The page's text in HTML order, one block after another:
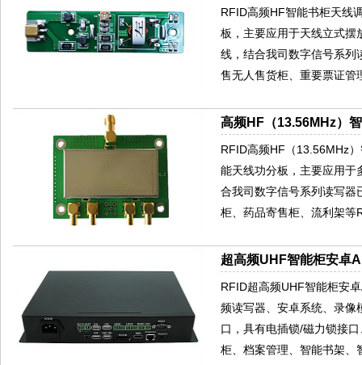
RFID高频HF智能书柜天线
板，主要应用于天线立式摆
线，结合我司数字信号系列
售无人售货柜、重要票证管
高频HF（13.56MHz）
RFID高频HF（13.56MHz
能天线功分板，主要应用于
合我司数字信号系列读写器
柜、药品寄售柜、流利架等
超高频UHF智能柜安卓
RFID超高频UHF智能柜安
频读写器、安卓系统、录像
口，具有电插锁/磁力锁接
柜、档案管理、智能书架、